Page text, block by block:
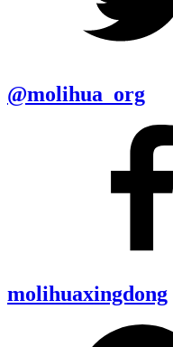
@molihua_org
molihuaxingdong